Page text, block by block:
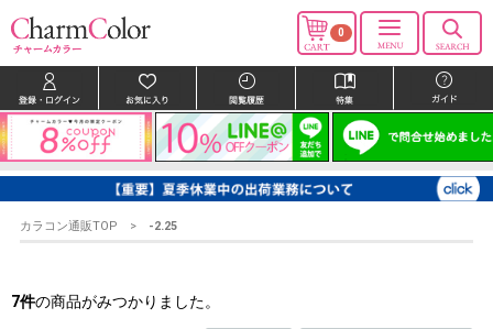
0
カラコン通販TOP -2.25
7件の商品がみつかりました。